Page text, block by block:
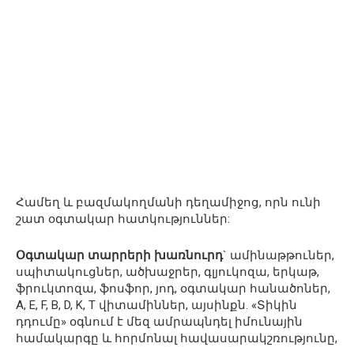
Համեղ և բազմակողմանի դեղամիջոց, որն ունի
շատ օգտակար հատկություններ:
Օգտակար տարրերի խառնուրդ` ամինաթթուներ,
սպիտակուցներ, ածխաջրեր, գլյուկոզա, երկաթ,
ֆրուկտոզա, ֆոսֆոր, յոդ, օգտակար հանածոներ,
A, E, F, B, D, K, T վիտամիններ, այսինքն. «Տիկին
դդումը» օգնում է մեզ ամրապնդել իմունային
համակարգը և հորմոնալ հավասարակշռությունը,